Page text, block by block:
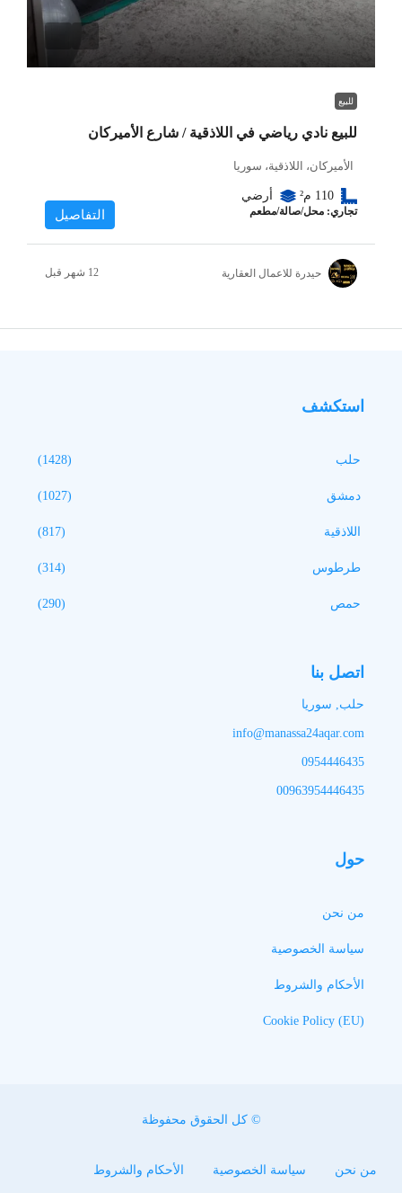
للبيع
للبيع نادي رياضي في اللاذقية / شارع الأميركان
الأميركان، اللاذقية، سوريا
110 م² أرضي
تجاري: محل/صالة/مطعم التفاصيل
حيدرة للاعمال العقارية
استكشف
حلب (1428)
دمشق (1027)
اللاذقية (817)
طرطوس (314)
حمص (290)
اتصل بنا
حلب, سوريا
info@manassa24aqar.com
0954446435
00963954446435
حول
من نحن
سياسة الخصوصية
الأحكام والشروط
Cookie Policy (EU)
© كل الحقوق محفوظة
من نحن سياسة الخصوصية الأحكام والشروط